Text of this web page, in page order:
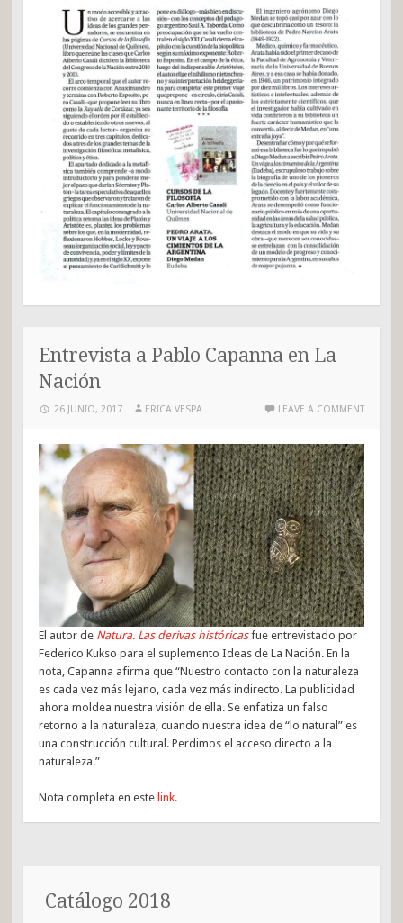
Entrevista a Pablo Capanna en La
Nación
26 JUNIO, 2017 ERICA VESPA LEAVE A COMMENT
El autor de Natura. Las derivas históricasfue entrevistado por
Federico Kukso para el suplemento Ideas de La Nación. En la
nota, Capanna afirma que “Nuestro contacto con la naturaleza
es cada vez más lejano, cada vez más indirecto. La publicidad
ahora moldea nuestra visión de ella. Se enfatiza un falso
retorno a la naturaleza, cuando nuestra idea de “lo natural” es
una construcción cultural. Perdimos el acceso directo a la
naturaleza.”
Nota completa en estelink.
Catálogo 2018